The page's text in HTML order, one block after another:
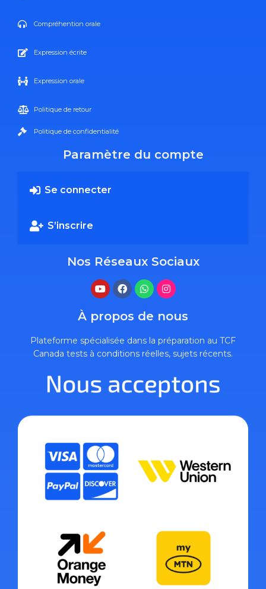
Compréhention orale
Expression écrite
Expression orale
Politique de retour
Politique de confidentialité
Paramètre du compte
Se connecter
S’inscrire
Nos Réseaux Sociaux
À propos de nous
Plateforme spécialisée dans la préparation au TCF
Canada tests à conditions réelles, sujets récents.